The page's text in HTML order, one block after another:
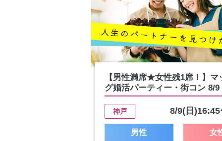
【男性満席★女性残1席！】マ
グ婚活パーティー・街コン 8/9
神戸 8/9(日
男性 女